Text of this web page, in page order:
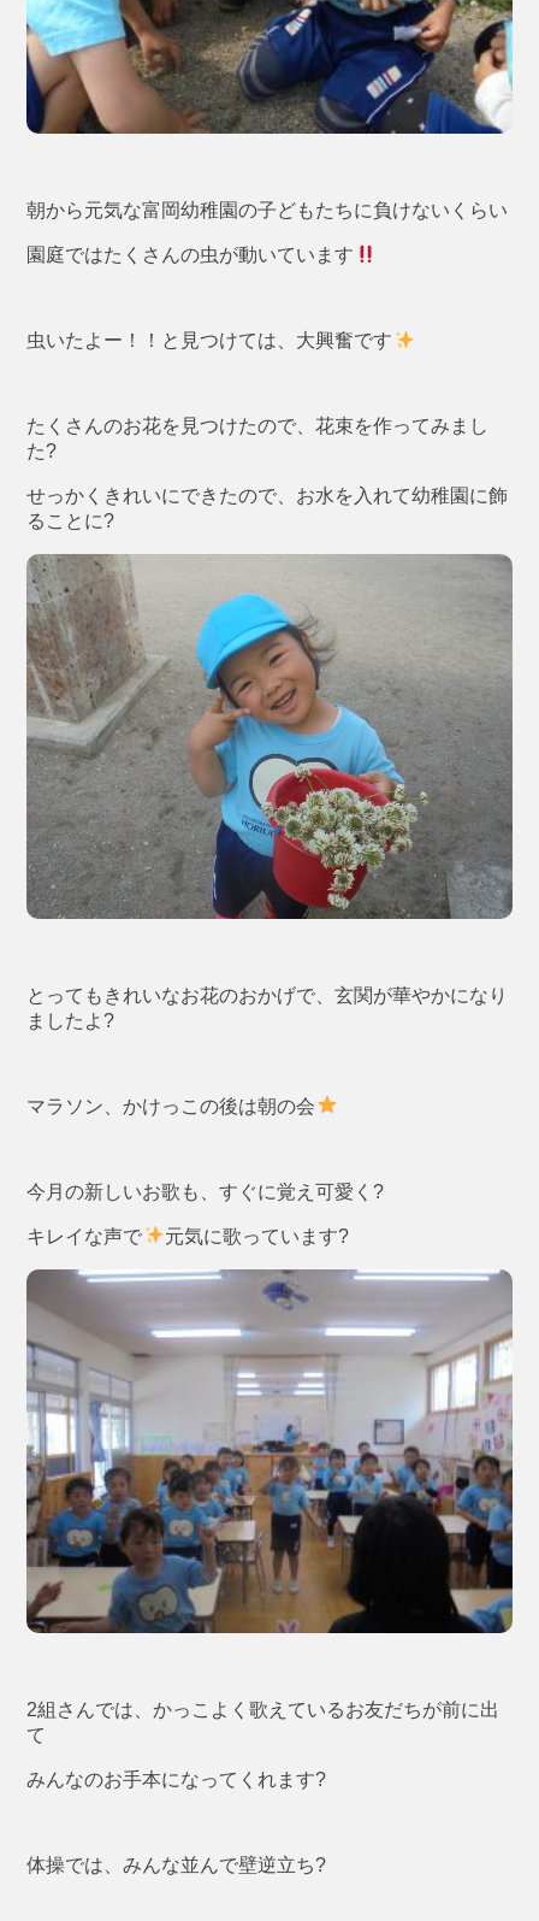
朝から元気な富岡幼稚園の子どもたちに負けないくらい
園庭ではたくさんの虫が動いています
虫いたよー！！と見つけては、大興奮です
たくさんのお花を見つけたので、花束を作ってみまし
た?
せっかくきれいにできたので、お水を入れて幼稚園に飾
ることに?
とってもきれいなお花のおかげで、玄関が華やかになり
ましたよ?
マラソン、かけっこの後は朝の会
今月の新しいお歌も、すぐに覚え可愛く?
キレイな声で 元気に歌っています?
2組さんでは、かっこよく歌えているお友だちが前に出
て
みんなのお手本になってくれます?
体操では、みんな並んで壁逆立ち?